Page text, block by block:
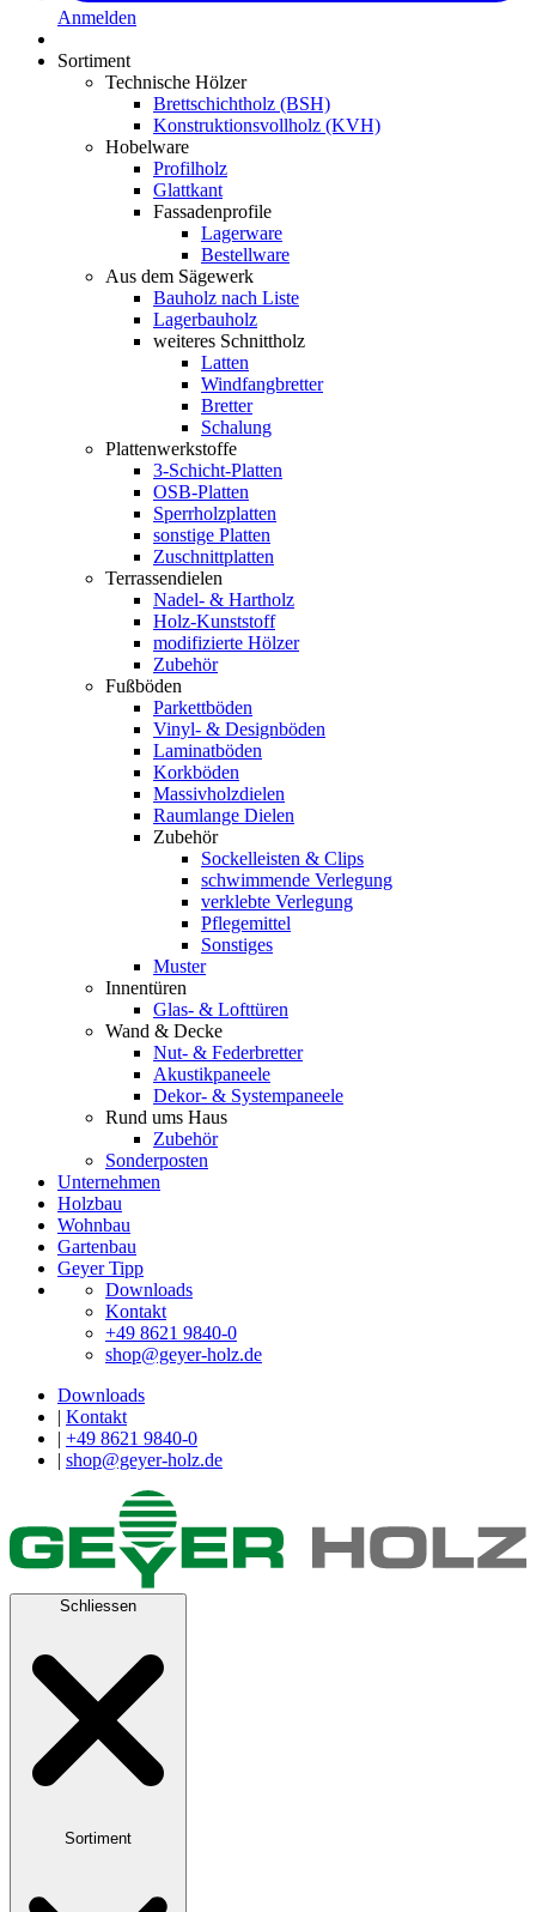
Anmelden
Sortiment
Technische Hölzer
Brettschichtholz (BSH)
Konstruktionsvollholz (KVH)
Hobelware
Profilholz
Glattkant
Fassadenprofile
Lagerware
Bestellware
Aus dem Sägewerk
Bauholz nach Liste
Lagerbauholz
weiteres Schnittholz
Latten
Windfangbretter
Bretter
Schalung
Plattenwerkstoffe
3-Schicht-Platten
OSB-Platten
Sperrholzplatten
sonstige Platten
Zuschnittplatten
Terrassendielen
Nadel- & Hartholz
Holz-Kunststoff
modifizierte Hölzer
Zubehör
Fußböden
Parkettböden
Vinyl- & Designböden
Laminatböden
Korkböden
Massivholzdielen
Raumlange Dielen
Zubehör
Sockelleisten & Clips
schwimmende Verlegung
verklebte Verlegung
Pflegemittel
Sonstiges
Muster
Innentüren
Glas- & Lofttüren
Wand & Decke
Nut- & Federbretter
Akustikpaneele
Dekor- & Systempaneele
Rund ums Haus
Zubehör
Sonderposten
Unternehmen
Holzbau
Wohnbau
Gartenbau
Geyer Tipp
Downloads
Kontakt
+49 8621 9840-0
shop@geyer-holz.de
Downloads
| Kontakt
| +49 8621 9840-0
| shop@geyer-holz.de
Schliessen
Sortiment